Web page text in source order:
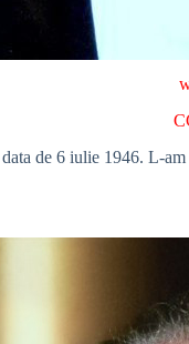
de 6 iulie 1946. L-